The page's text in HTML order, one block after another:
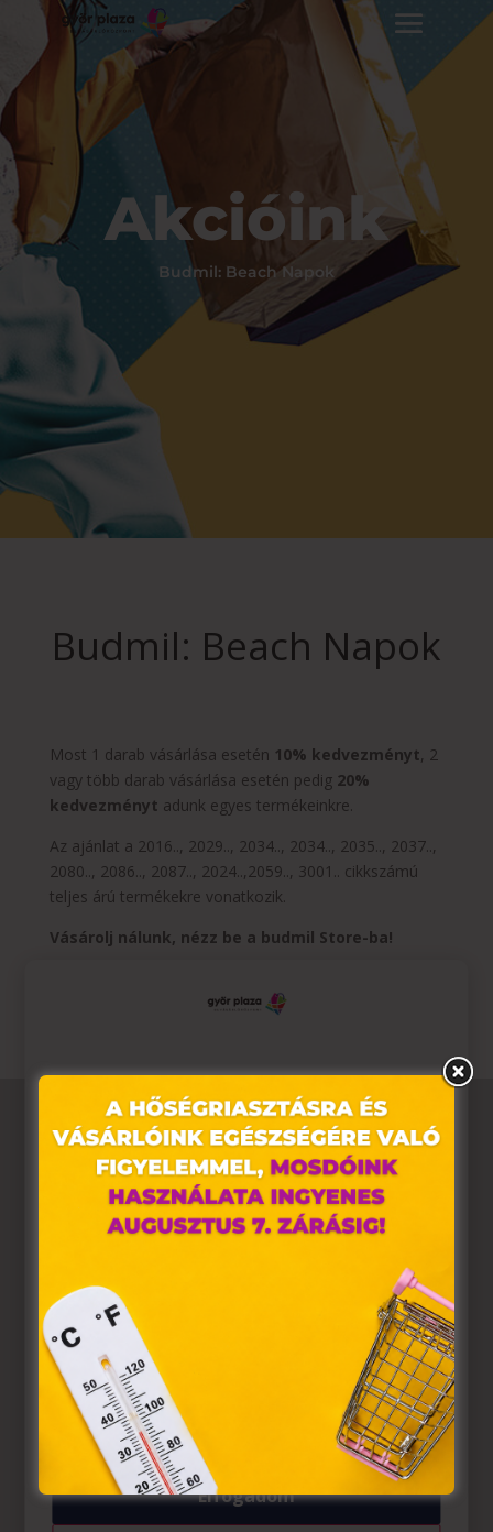
Akcióink
Budmil: Beach Napok
Budmil: Beach Napok
Most 1 darab vásárlása esetén 10% kedvezményt, 2
vagy több darab vásárlása esetén pedig 20%
kedvezményt adunk egyes termékeinkre.
Az ajánlat a 2016.., 2029.., 2034.., 2034.., 2035.., 2037..,
2080.., 2086.., 2087.., 2024..,2059.., 3001.. cikkszámú
teljes árú termékekre vonatkozik.
Vásárolj nálunk, nézz be a budmil Store-ba!
Weboldalunkon „cookie"-kat (továbbiakban „süti")
alkalmazunk. Ezek olyan fájlok, melyek információt
tárolnak webes böngészőjében. Ehhez az Ön
hozzájárulása szükséges.
A „sütiket" az elektronikus hírközlésről szóló 2003. évi C.
törvény, az elektronikus kereskedelmi szolgáltatások, az
információs társadalommal összefüggő szolgáltatások
egyes kérdéseiről szóló 2001. évi CVIII. törvény, valamint
az Európai Unió előírásainak megfelelően használjuk.
Azon weblapoknak, melyek az Európai Unió országain
belül működnek, a „sütik" használatához, és ezeknek a
felhasználó számítógépén vagy egyéb eszközén történő
tárolásához a felhasználók hozzájárulását kell kérniük.
Elfogadom